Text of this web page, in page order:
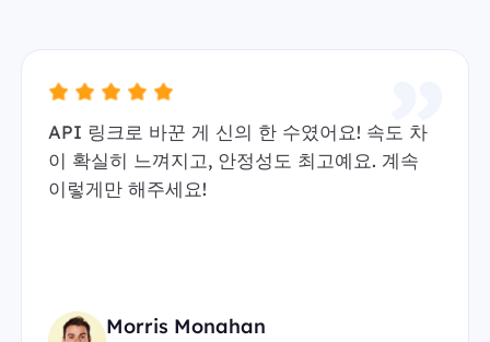
API 링크로 바꾼 게 신의 한 수였어요! 속도 차
이 확실히 느껴지고, 안정성도 최고예요. 계속
이렇게만 해주세요!
Morris Monahan